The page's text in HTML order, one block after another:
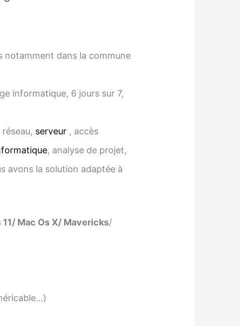
notamment dans la commune
informatique, 6 jours sur 7,
réseau, serveur , accès
, analyse de projet,
avons la solution adaptée à
Mac Os X/ Mavericks/